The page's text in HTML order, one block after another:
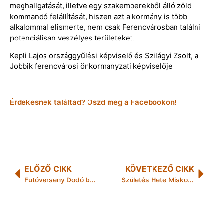
meghallgatását, illetve egy szakemberekből álló zöld
kommandó felállítását, hiszen azt a kormány is több
alkalommal elismerte, nem csak Ferencvárosban találni
potenciálisan veszélyes területeket.
Kepli Lajos országgyűlési képviselő és Szilágyi Zsolt, a
Jobbik ferencvárosi önkormányzati képviselője
Érdekesnek találtad? Oszd meg a Facebookon!
ELŐZŐ CIKK
Futóverseny Dodó bácsi emlékére
KÖVETKEZŐ CIKK
Születés Hete Miskolcon – A családdá válás ünnepe